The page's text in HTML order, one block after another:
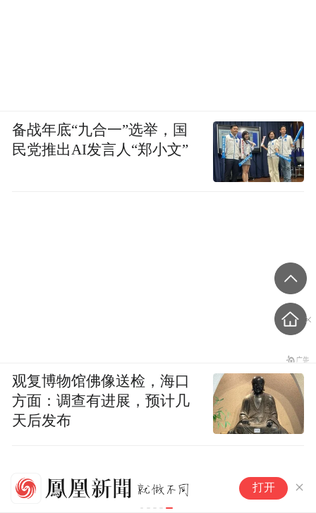
打开
备战年底“九合一”选举，国
民党推出AI发言人“郑小文”
观复博物馆佛像送检，海口
方面：调查有进展，预计几
天后发布